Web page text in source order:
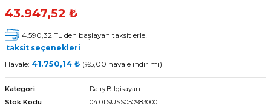
43.947,52 ₺
4.590,32 TL den başlayan taksitlerle!
taksit seçenekleri
Havale: 41.750,14 ₺ (%5,00 havale indirimi)
Kategori
Dalış Bilgisayarı
Stok Kodu
04.01.SUSS050983000